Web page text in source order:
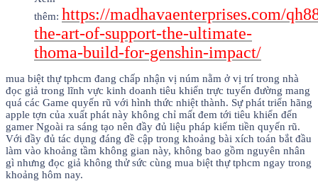
thêm: https://madhavaenterprises.com/
the-art-of-support-the-ultimate-
thoma-build-for-genshin-impact/
mua biệt thự tphcm đang chấp nhận vị núm nằm ở vị trí trong nhà
đọc giả trong lĩnh vực kinh doanh tiêu khiển trực tuyến đường mang
quá các Game quyến rũ với hình thức nhiệt thành. Sự phát triển hãng
apple tợn của xuất phát này không chỉ mất đem tới tiêu khiển đến
gamer Ngoài ra sáng tạo nên đầy đủ liệu pháp kiếm tiền quyến rũ.
Với đầy đủ tác dụng đáng đề cập trong khoảng bài xích toán bắt đầu
làm vào khoảng tầm không gian này, không bao gồm nguyên nhân
gì nhưng đọc giả không thử sức cùng mua biệt thự tphcm ngay trong
khoảng hôm nay.